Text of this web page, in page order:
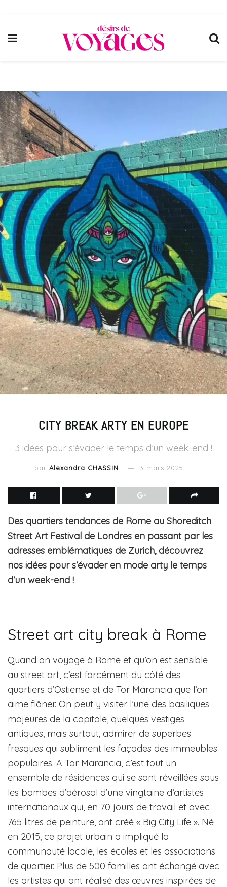
CITY BREAK ARTY EN EUROPE
3 idées pour s’évader le temps d’un week-end !
par Alexandra CHASSIN 3 mars 2025
Des quartiers tendances de Rome au Shoreditch
Street Art Festival de Londres en passant par les
adresses emblématiques de Zurich, découvrez
nos idées pour s’évader en mode arty le temps
d’un week-end !
Street art city break à Rome
Quand on voyage à Rome et qu’on est sensible
au street art, c’est forcément du côté des
quartiers d’Ostiense et de Tor Marancia que l’on
aime flâner. On peut y visiter l’une des basiliques
majeures de la capitale, quelques vestiges
antiques, mais surtout, admirer de superbes
fresques qui subliment les façades des immeubles
populaires. A Tor Marancia, c’est tout un
ensemble de résidences qui se sont réveillées sous
les bombes d’aérosol d’une vingtaine d’artistes
internationaux qui, en 70 jours de travail et avec
765 litres de peinture, ont créé « Big City Life ». Né
en 2015, ce projet urbain a impliqué la
communauté locale, les écoles et les associations
de quartier. Plus de 500 familles ont échangé avec
les artistes qui ont réalisé des œuvres inspirées de